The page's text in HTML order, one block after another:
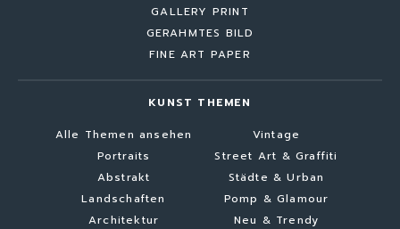
GALLERY PRINT
GERAHMTES BILD
FINE ART PAPER
KUNST THEMEN
Alle Themen ansehen
Portraits
Abstrakt
Landschaften
Architektur
Vintage
Street Art & Graffiti
Städte & Urban
Pomp & Glamour
Neu & Trendy